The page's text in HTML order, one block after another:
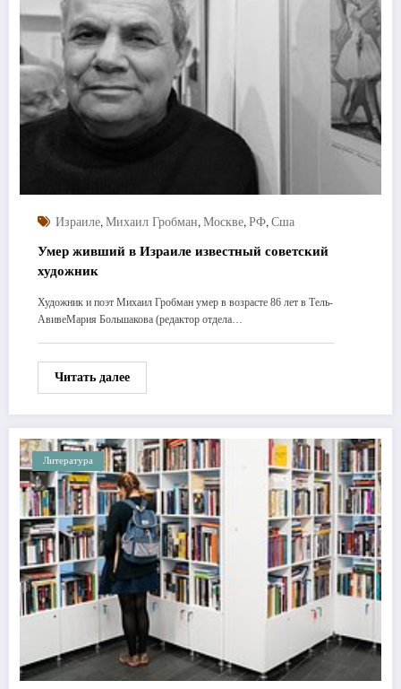
Израиле, Михаил Гробман, Москве, РФ, Сша
Умер живший в Израиле известный советский
художник
Художник и поэт Михаил Гробман умер в возрасте 86 лет в Тель-
АвивеМария Большакова (редактор отдела…
Читать далее
Литература